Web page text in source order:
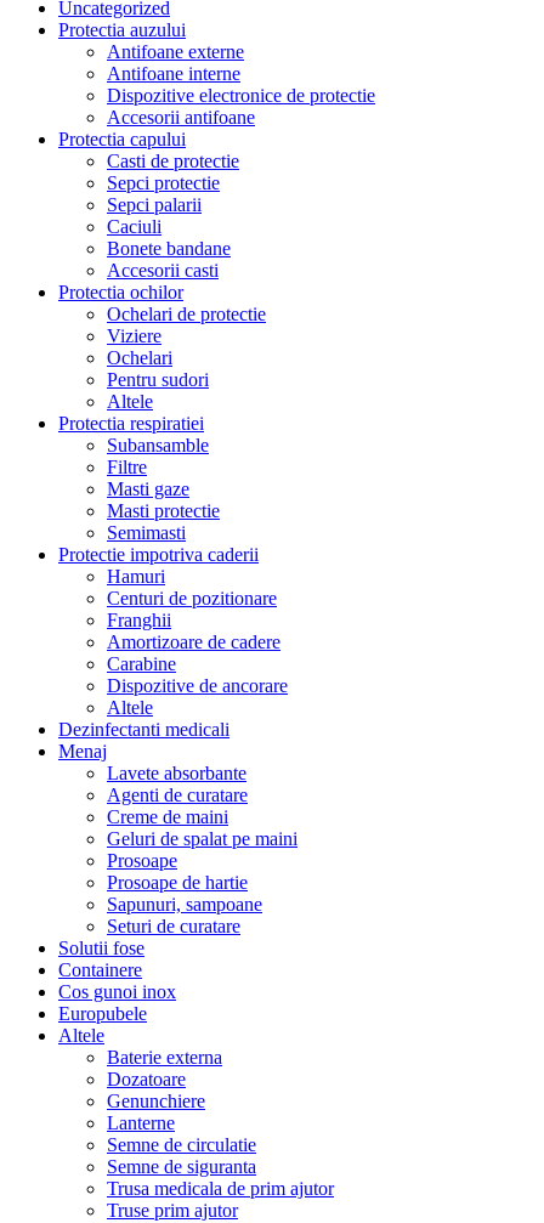
Uncategorized
Protectia auzului
Antifoane externe
Antifoane interne
Dispozitive electronice de protectie
Accesorii antifoane
Protectia capului
Casti de protectie
Sepci protectie
Sepci palarii
Caciuli
Bonete bandane
Accesorii casti
Protectia ochilor
Ochelari de protectie
Viziere
Ochelari
Pentru sudori
Altele
Protectia respiratiei
Subansamble
Filtre
Masti gaze
Masti protectie
Semimasti
Protectie impotriva caderii
Hamuri
Centuri de pozitionare
Franghii
Amortizoare de cadere
Carabine
Dispozitive de ancorare
Altele
Dezinfectanti medicali
Menaj
Lavete absorbante
Agenti de curatare
Creme de maini
Geluri de spalat pe maini
Prosoape
Prosoape de hartie
Sapunuri, sampoane
Seturi de curatare
Solutii fose
Containere
Cos gunoi inox
Europubele
Altele
Baterie externa
Dozatoare
Genunchiere
Lanterne
Semne de circulatie
Semne de siguranta
Trusa medicala de prim ajutor
Truse prim ajutor